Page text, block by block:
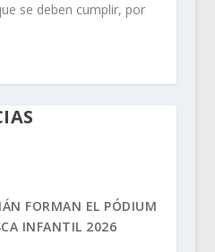
se deben cumplir, por
FORMAN EL PÓDIUM
INFANTIL 2026